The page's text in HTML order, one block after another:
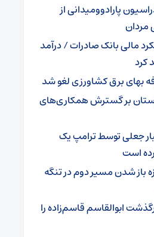
پارادوومیدانی از
مردان
مالی بانک صادرات / درآمد
بهای برق کشاورزی لغو شد
بر گسترش همکاری‌های
جعلی توسط ترامپ یک
است
باز شدن مسیر دوم در تنگه
ابوالقاسم قاسم‌زاده را